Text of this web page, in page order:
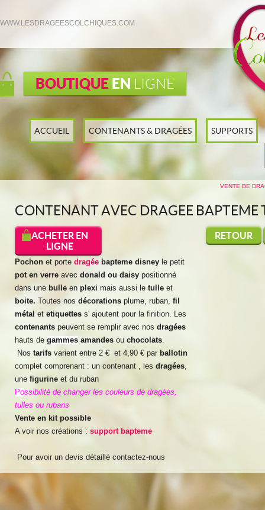
WWW.LESDRAGEESCOLCHIQUES.COM
BOUTIQUE EN LIGNE
ACCUEIL CONTENANTS & DRAGÉES SUPPORTS
VENTE DE
CONTENANT AVEC DRAGEE BAPTEME
RETOUR
ACHETER EN
LIGNE
Pochonet porte dragée bapteme disney le petit
pot en verreavec donald ou daisypositionné
dans une bulleen plexi mais aussi le tulleet
boite. Toutes nos décorationsplume, ruban, fil
métal et etiquettess' ajoutent pour la finition. Les
contenantspeuvent se remplir avec nos dragées
hauts de gammesamandesou chocolats.
Nos tarifs varient entre 2 € et 4,90 € par ballotin
complet comprenant : un contenant , les dragées,
une figurine et du ruban
Possibilité de changer les couleurs de dragées,
tulles ou rubans
Vente en kit possible
A voir nos créations : support bapteme
Pour avoir un devis détaillé contactez-nous